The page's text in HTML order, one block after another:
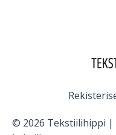
© 2026 Tekstiilihippi |